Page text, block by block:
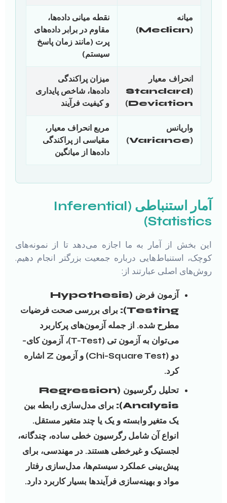
میانه
(Median)
نقطه میانی داده‌ها،
مقاوم در برابر داده‌های
پرت (مانند زمان پاسخ
سیستم)
انحراف معیار
(Standard
Deviation)
میزان پراکندگی
داده‌ها، شاخص پایداری
و کیفیت فرآیند
واریانس
(Variance)
مربع انحراف معیار،
مقیاسی از پراکندگی
داده‌ها از میانگین
آمار استنباطی (Inferential
Statistics)
این بخش از آمار به ما اجازه می‌دهد تا از نمونه‌های
کوچک، استنباط‌هایی درباره جمعیت بزرگتر انجام دهیم.
روش‌های اصلی عبارتند از:
آزمون فرض (Hypothesis
Testing):
برای بررسی صحت فرضیات
مطرح شده. از جمله آزمون‌های پرکاربرد
می‌توان به آزمون تی (t-Test)، آزمون کای-
دو (Chi-Square Test) و آزمون Z اشاره
کرد.
تحلیل رگرسیون (Regression
Analysis):
برای مدل‌سازی رابطه بین
یک متغیر وابسته و یک یا چند متغیر مستقل.
انواع آن شامل رگرسیون خطی ساده، چندگانه،
لجستیک و غیرخطی هستند. در مهندسی، برای
پیش‌بینی عملکرد سیستم‌ها، مدل‌سازی رفتار
مواد و بهینه‌سازی فرآیندها بسیار کاربرد دارد.